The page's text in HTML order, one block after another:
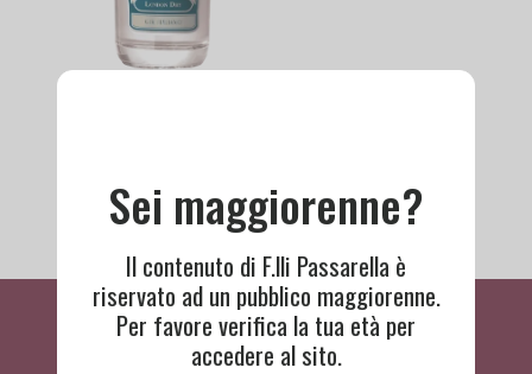
Cosa Dicono Di Noi
Sei maggiorenne?
Il contenuto di F.lli Passarella è
riservato ad un pubblico maggiorenne.
Per favore verifica la tua età per
accedere al sito.